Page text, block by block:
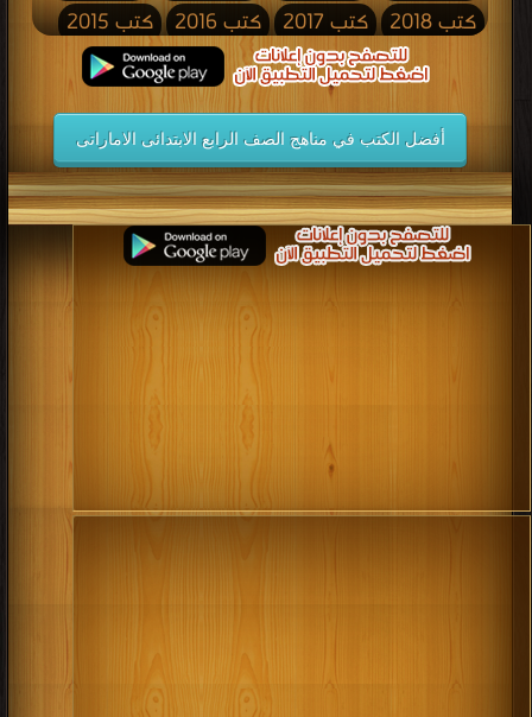
كتب 2018
كتب 2017 كتب 2016
كتب 2015
كتب 2013 كتب 2012
كتب 2011
كتب 2010
كتب 2009 كتب 2008
كتب 2007
كتب 2006
كتب 2005 كتب 2004
كتب 2003
كتب 2002
كتب 2001 كتب 2000
كتب 1999
كتب 1998
كتب 1997 كتب 1996
كتب 1995
كتب 1994
كتب 1993 كتب 1992
كتب 1991
كتب 1988
كتب 1987
كتب 1980
كتب 1979
كتب 1977 كتب 1976
كتب 1972
كتب 1971
كتب 1966
كتب 1965
كتب 1952 كتب 1951
أفضل الكتب في مناهج الصف الرابع الابتدائى الاماراتى